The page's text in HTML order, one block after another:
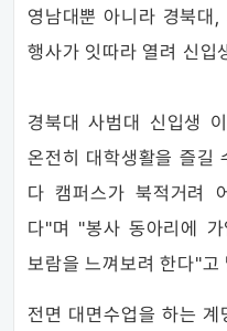
영남대뿐 아니라 경북대
행사가 잇따라 열려 신입
경북대 사범대 신입생
온전히 대학생활을 즐길
다 캠퍼스가 북적거려
다"며 "봉사 동아리에
보람을 느껴보려 한다"고
전면 대면수업을 하는